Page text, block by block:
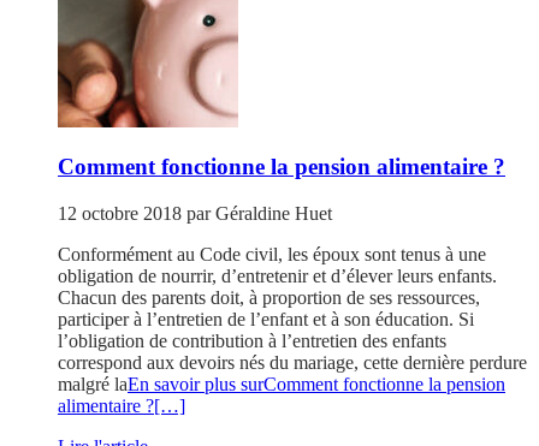
Comment fonctionne la pension alimentaire ?
12 octobre 2018 parGéraldine Huet
Conformément au Code civil, les époux sont tenus à une
obligation de nourrir, d’entretenir et d’élever leurs enfants.
Chacun des parents doit, à proportion de ses ressources,
participer à l’entretien de l’enfant et à son éducation. Si
l’obligation de contribution à l’entretien des enfants
correspond aux devoirs nés du mariage, cette dernière perdure
malgré laEn savoir plus surComment fonctionne la pension
alimentaire ?[…]